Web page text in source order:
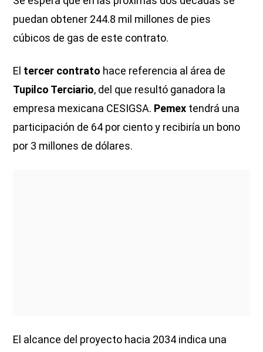
puedan obtener 244.8 mil millones de pies
cúbicos de gas de este contrato.
El tercer contrato hace referencia al área de
Tupilco Terciario, del que resultó ganadora la
empresa mexicana CESIGSA. Pemex tendrá una
participación de 64 por ciento y recibiría un bono
por 3 millones de dólares.
El alcance del proyecto hacia 2034 indica una